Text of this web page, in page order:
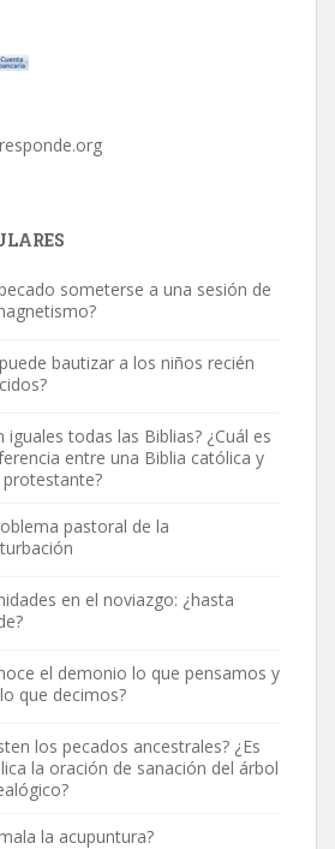
someterse a una sesión de
bautizar a los niños recién
iguales todas las Biblias? ¿Cuál es
entre una Biblia católica y
pastoral de la
en el noviazgo: ¿hasta
el demonio lo que pensamos y
que decimos?
los pecados ancestrales? ¿Es
la oración de sanación del árbol
la acupuntura?